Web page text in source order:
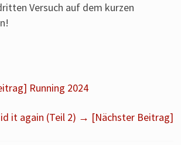
Versuch auf dem kurzen
Running 2024
it again (Teil 2) → [Nächster Beitrag]